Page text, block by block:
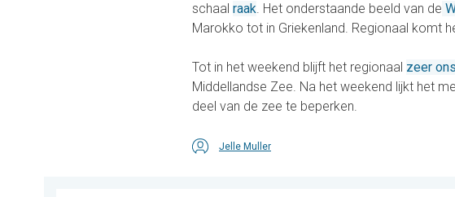
schaal raak. Het onderstaande beeld van de
Marokko tot in Griekenland. Regionaal komt
Tot in het weekend blijft het regionaal zeer
Middellandse Zee. Na het weekend lijkt het
deel van de zee te beperken.
Jelle Muller